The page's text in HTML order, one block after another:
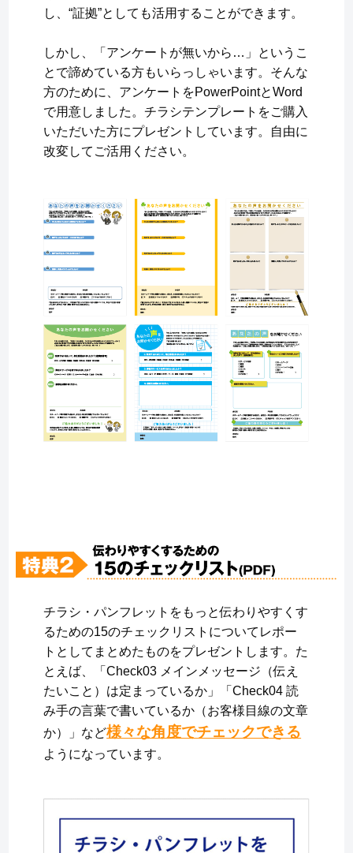
し、“証拠”としても活用することができます。
しかし、「アンケートが無いから…」というこ
とで諦めている方もいらっしゃいます。そんな
方のために、アンケートをPowerPointとWord
で用意しました。チラシテンプレートをご購入
いただいた方にプレゼントしています。自由に
改変してご活用ください。
チラシ・パンフレットをもっと伝わりやすくす
るための15のチェックリストについてレポー
トとしてまとめたものをプレゼントします。た
とえば、「Check03 メインメッセージ（伝え
たいこと）は定まっているか」「Check04 読
み手の言葉で書いているか（お客様目線の文章
か）」など様々な角度でチェックできる
ようになっています。